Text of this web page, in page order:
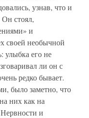
узнав, что и
Он стоял,
и
своей необычной
улыбка его не
ли он с
редко бывает.
было заметно, что
них как на
и